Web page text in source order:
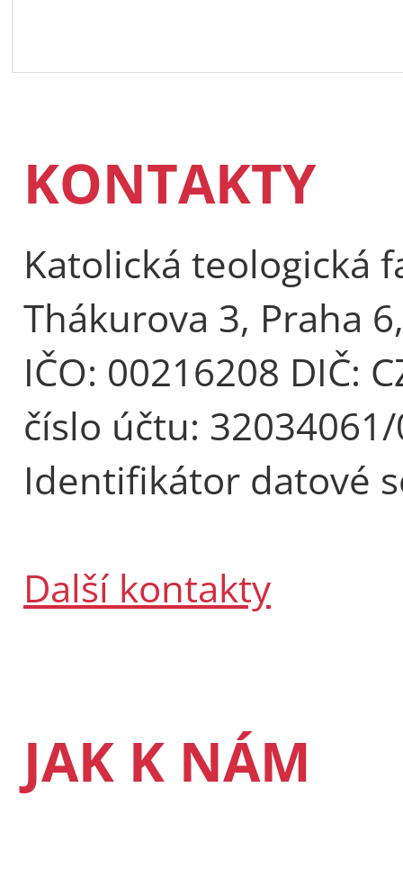
KONTAKTY
Katolická teologická
Thákurova 3, Praha
IČO: 00216208 DIČ:
číslo účtu:
Identifikátor datové
Další kontakty
JAK K NÁM